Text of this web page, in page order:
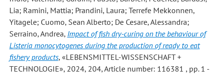
Lia; Ramini, Mattia; Prandini, Laura; Terrefe Mekkonnen,
Yitagele; Cuomo, Sean Alberto; De Cesare, Alessandra;
Serraino, Andrea, Impact of fish dry-curing on the behaviour of
Listeria monocytogenes during the production of ready to eat
fishery products, «LEBENSMITTEL-WISSENSCHAFT +
TECHNOLOGIE», 2024, 204, Article number: 116381 , pp. 1 -